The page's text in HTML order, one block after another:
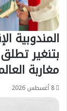
المندوبية
بتنغير تطلق
مغاربة
8 أغسطس 2026